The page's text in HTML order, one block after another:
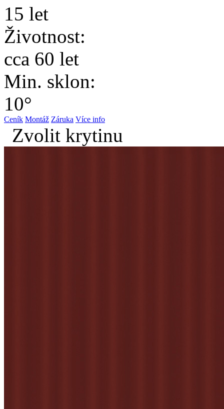
15 let
Životnost:
cca 60 let
Min. sklon:
10°
Ceník Montáž Záruka Více info
Zvolit krytinu